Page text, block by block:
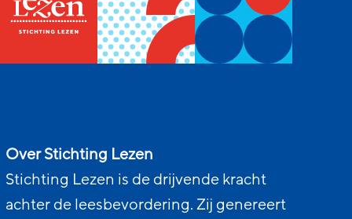
Over Stichting Lezen
Stichting Lezen is de drijvende kracht
achter de leesbevordering. Zij genereert